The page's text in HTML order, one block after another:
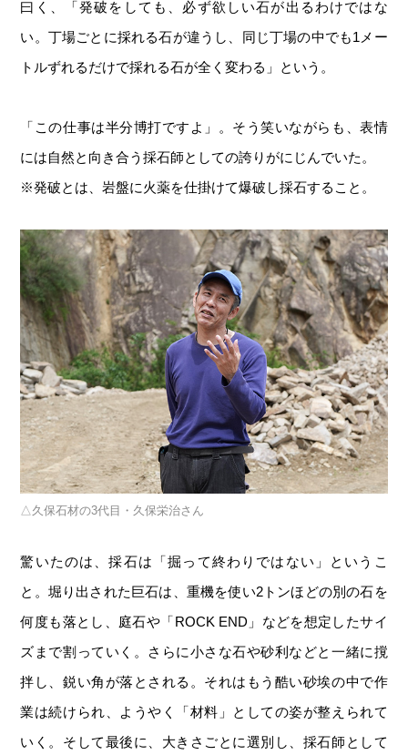
曰く、「発破をしても、必ず欲しい石が出るわけではな
い。丁場ごとに採れる石が違うし、同じ丁場の中でも1メー
トルずれるだけで採れる石が全く変わる」という。
「この仕事は半分博打ですよ」。そう笑いながらも、表情
には自然と向き合う採石師としての誇りがにじんでいた。
※発破とは、岩盤に火薬を仕掛けて爆破し採石すること。
久保石材の3代目・久保栄治さん
驚いたのは、採石は「掘って終わりではない」というこ
と。堀り出された巨石は、重機を使い2トンほどの別の石を
何度も落とし、庭石や「ROCK END」などを想定したサイ
ズまで割っていく。さらに小さな石や砂利などと一緒に撹
拌し、鋭い角が落とされる。それはもう酷い砂埃の中で作
業は続けられ、ようやく「材料」としての姿が整えられて
いく。そして最後に、大きさごとに選別し、採石師として